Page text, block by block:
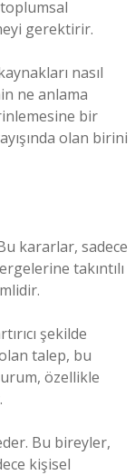
gerektirir.
nasıl
ne anlama
bir
olan birini
kararlar, sadece
takıntılı
şekilde
talep, bu
özellikle
Bu bireyler,
kişisel